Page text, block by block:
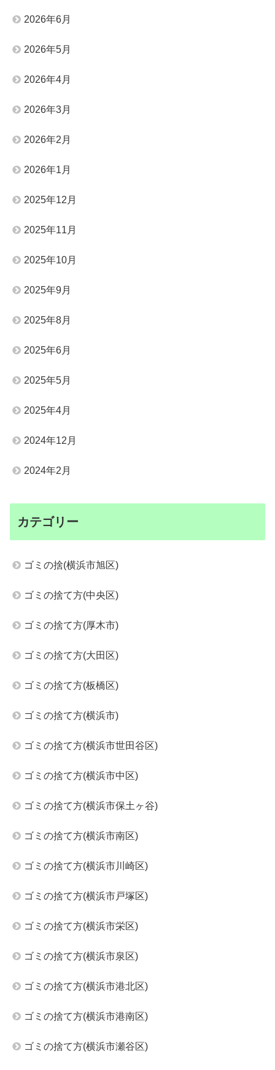
2026年6月
2026年5月
2026年4月
2026年3月
2026年2月
2026年1月
2025年12月
2025年11月
2025年10月
2025年9月
2025年8月
2025年6月
2025年5月
2025年4月
2024年12月
2024年2月
カテゴリー
ゴミの捨(横浜市旭区)
ゴミの捨て方(中央区)
ゴミの捨て方(厚木市)
ゴミの捨て方(大田区)
ゴミの捨て方(板橋区)
ゴミの捨て方(横浜市)
ゴミの捨て方(横浜市世田谷区)
ゴミの捨て方(横浜市中区)
ゴミの捨て方(横浜市保土ヶ谷)
ゴミの捨て方(横浜市南区)
ゴミの捨て方(横浜市川崎区)
ゴミの捨て方(横浜市戸塚区)
ゴミの捨て方(横浜市栄区)
ゴミの捨て方(横浜市泉区)
ゴミの捨て方(横浜市港北区)
ゴミの捨て方(横浜市港南区)
ゴミの捨て方(横浜市瀬谷区)